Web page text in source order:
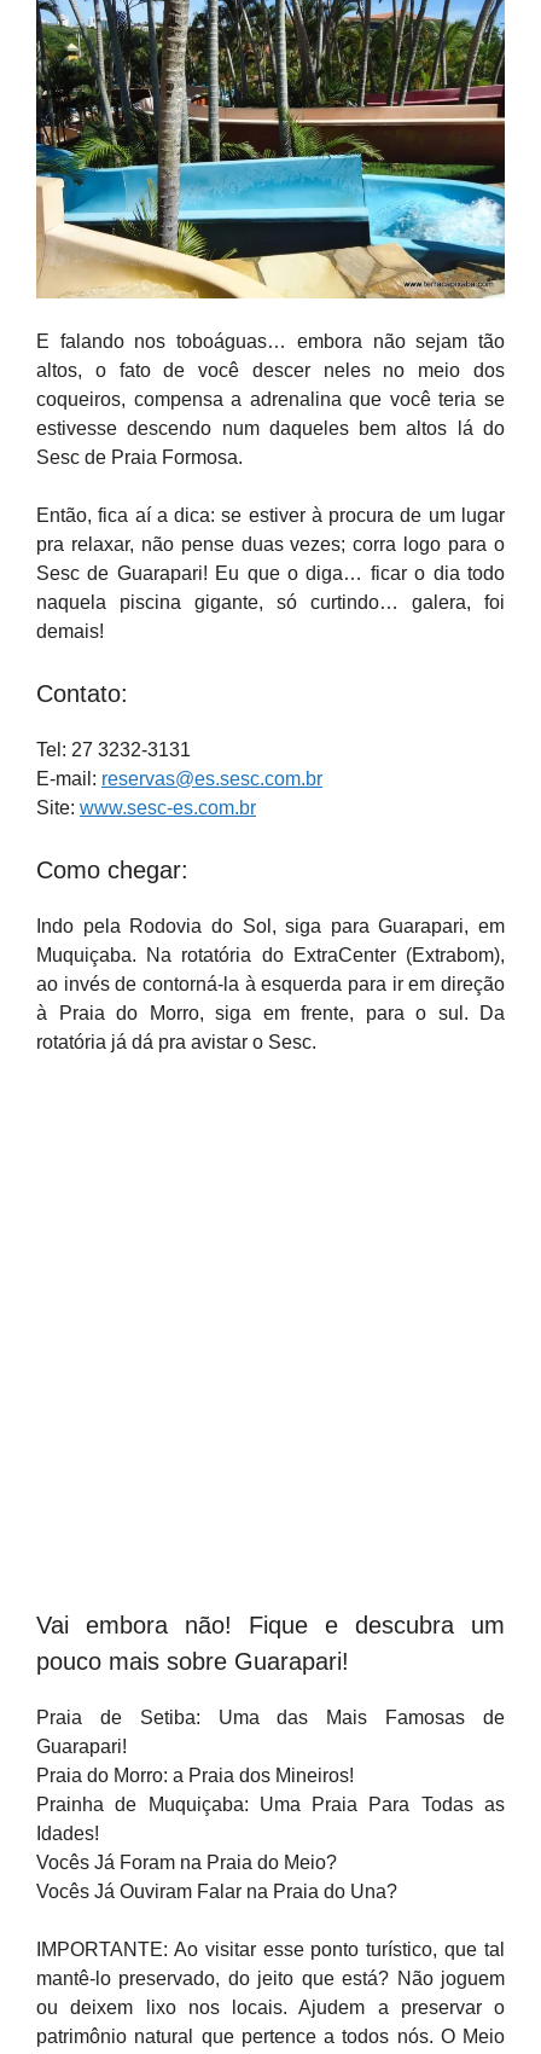
E falando nos toboáguas… embora não sejam tão
altos, o fato de você descer neles no meio dos
coqueiros, compensa a adrenalina que você teria se
estivesse descendo num daqueles bem altos lá do
Sesc de Praia Formosa.
Então, fica aí a dica: se estiver à procura de um lugar
pra relaxar, não pense duas vezes; corra logo para o
Sesc de Guarapari! Eu que o diga… ficar o dia todo
naquela piscina gigante, só curtindo… galera, foi
demais!
Contato:
Tel: 27 3232-3131
E-mail: reservas@es.sesc.com.br
Site: www.sesc-es.com.br
Como chegar:
Indo pela Rodovia do Sol, siga para Guarapari, em
Muquiçaba. Na rotatória do ExtraCenter (Extrabom),
ao invés de contorná-la à esquerda para ir em direção
à Praia do Morro, siga em frente, para o sul. Da
rotatória já dá pra avistar o Sesc.
Vai embora não! Fique e descubra um
pouco mais sobre Guarapari!
Praia de Setiba: Uma das Mais Famosas de
Guarapari!
Praia do Morro: a Praia dos Mineiros!
Prainha de Muquiçaba: Uma Praia Para Todas as
Idades!
Vocês Já Foram na Praia do Meio?
Vocês Já Ouviram Falar na Praia do Una?
IMPORTANTE: Ao visitar esse ponto turístico, que tal
mantê-lo preservado, do jeito que está? Não joguem
ou deixem lixo nos locais. Ajudem a preservar o
patrimônio natural que pertence a todos nós. O Meio